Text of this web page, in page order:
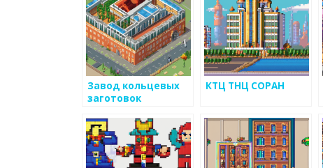
Завод кольцевых
заготовок
КТЦ ТНЦ СОРАН